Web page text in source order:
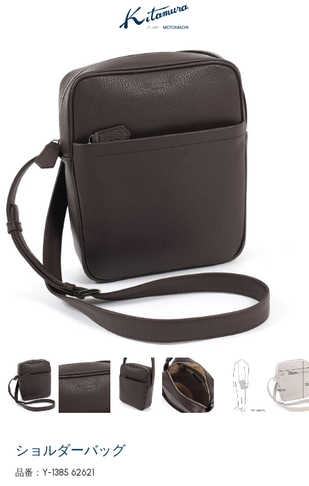
ショルダーバッグ
品番：Y-1385 62621